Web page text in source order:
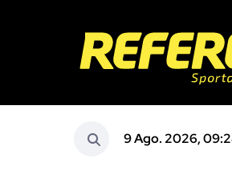
9 Ago. 2026,